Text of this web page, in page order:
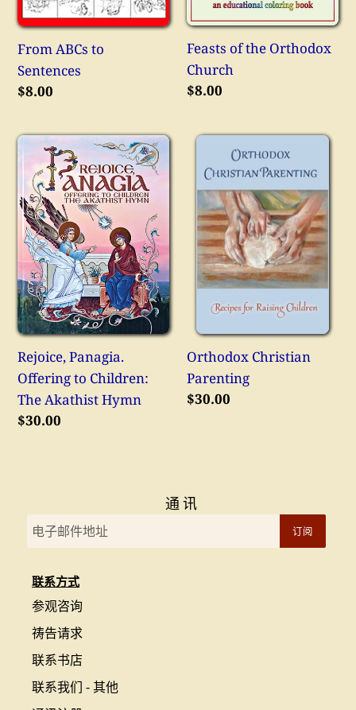
From ABCs to
Sentences
常
价
格
$8.00
Feasts of the Orthodox
Church
常
价
$8.00
Rejoice,
Panagia.
Offering
to
Children:
The
Akathist
Hymn
Rejoice, Panagia.
Offering to Children:
The Akathist Hymn
常
$30.00
Orthodox
Christian
Parenting
Orthodox Christian
Parenting
常
$30.00
通讯
订阅
联系方式
参观咨询
祷告请求
联系书店
联系我们 - 其他